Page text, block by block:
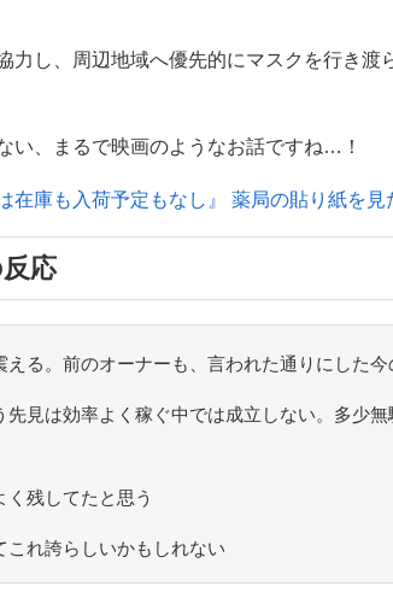
力し、周辺地域へ優先的にマスクを行き渡
い、まるで映画のようなお話ですね…！
在庫も入荷予定もなし』 薬局の貼り紙を
応
える。前のオーナーも、言われた通りにした今
先見は効率よく稼ぐ中では成立しない。多少
く残してたと思う
これ誇らしいかもしれない